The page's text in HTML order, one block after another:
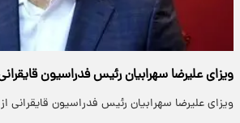
ویزای علیرضا سهرابیان رئیس فدراسیون
ویزای علیرضا سهرابیان رئیس فدراسیون